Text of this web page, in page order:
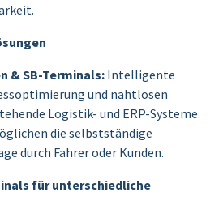
& SB-Terminals: Intelligente
und nahtlosen
Logistik- und ERP-Systeme.
die selbstständige
durch Fahrer oder Kunden.
für unterschiedliche